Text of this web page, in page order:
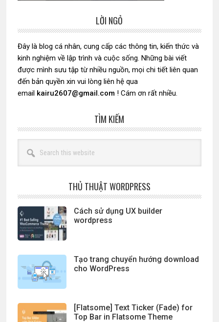
chính
LỜI NGỎ
Đây là blog cá nhân, cung cấp các thông tin, kiến thức và
kinh nghiệm về lập trình và cuộc sống. Những bài viết
được mình sưu tập từ nhiều nguồn, mọi chi tiết liên quan
đến bản quyền xin vui lòng liên hệ qua
email kairu2607@gmail.com ! Cám ơn rất nhiều.
TÌM KIẾM
this
website
THỦ THUẬT WORDPRESS
Cách sử dụng UX builder
wordpress
Tạo trang chuyển hướng download
cho WordPress
[Flatsome] Text Ticker (Fade) for
Top Bar in Flatsome Theme